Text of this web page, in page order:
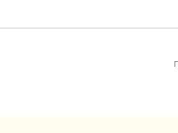
「